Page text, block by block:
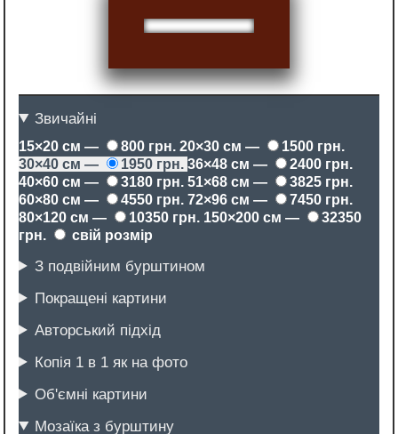
Звичайні
15×20 см — 800 грн. 20×30 см —
1500 грн.
30×40 см —
1950 грн. 36×48 см —
2400 грн.
40×60 см —
3180 грн. 51×68 см —
3825 грн.
60×80 см —
4550 грн. 72×96 см —
7450 грн.
80×120 см —
10350 грн. 150×200 см —
32350
грн.
свій розмір
З подвійним бурштином
Покращені картини
Авторський підхід
Копія 1 в 1 як на фото
Об'ємні картини
Мозаїка з бурштину